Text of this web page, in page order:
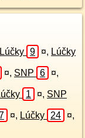
Lúčky 9 ¤, Lúčky
¤, SNP 6 ¤,
1 ¤, SNP
¤, Lúčky 24 ¤,